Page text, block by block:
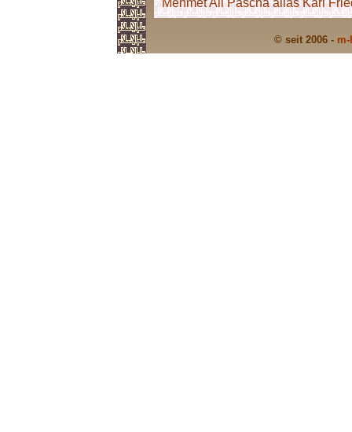
Mehmet Ali Pascha alias Karl
© seit 2006 -